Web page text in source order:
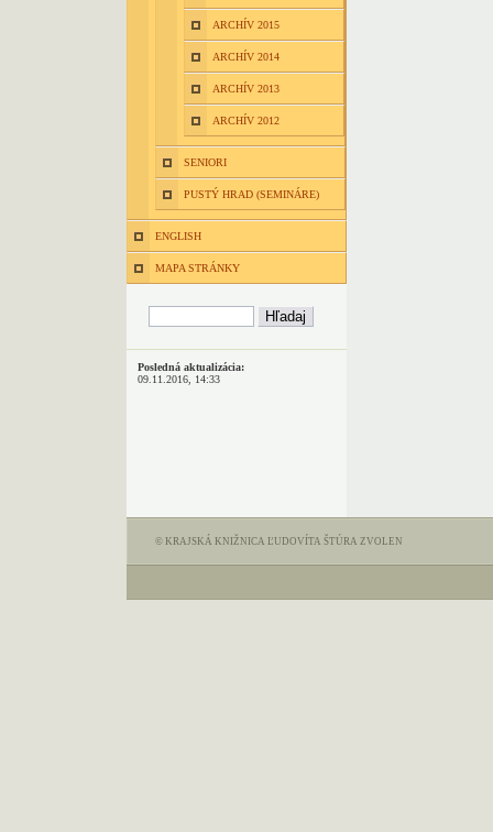
ARCHÍV 2015
ARCHÍV 2014
ARCHÍV 2013
ARCHÍV 2012
SENIORI
PUSTÝ HRAD (SEMINÁRE)
ENGLISH
MAPA STRÁNKY
Posledná aktualizácia:
09.11.2016, 14:33
© KRAJSKÁ KNIŽNICA ĽUDOVÍTA ŠTÚRA ZVOLEN